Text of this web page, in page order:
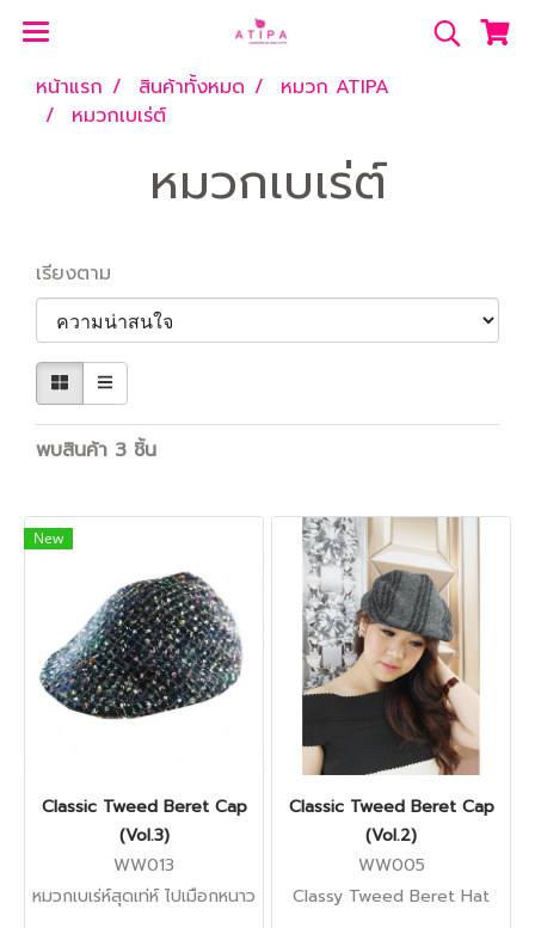
หน้าแรก สินค้าทั้งหมด
หมวก ATIPA
หมวกเบเร่ต์
หมวกเบเร่ต์
เรียงตาม
พบสินค้า 3 ชิ้น
New
Classic Tweed Beret Cap
(Vol.3)
WW013
หมวกเบเร่ห์สุดเท่ห์ ไปเมือกหนาว
Classic Tweed Beret Cap
(Vol.2)
WW005
Classy Tweed Beret Hat